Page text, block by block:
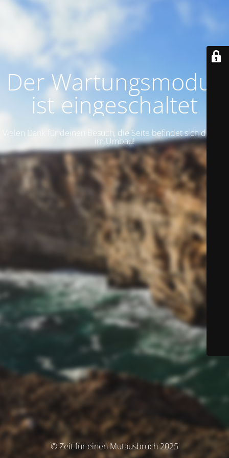
Der Wartungsmodus
ist eingeschaltet
Vielen Dank für deinen Besuch, die Seite befindet sich derzeit
im Umbau!
© Zeit für einen Mutausbruch 2025